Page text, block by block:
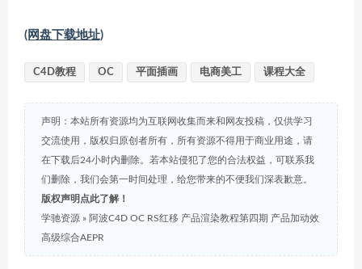
(网盘下载地址)
C4D教程 OC 平面插画 电商美工 课程大全
声明：本站所有资源均为互联网收集而来和网友投稿，仅供学习
交流使用，版权归原创者所有，所有资源不得用于商业用途，请
在下载后24小时内删除。若本站侵犯了您的合法权益，可联系我
们删除，我们会第一时间处理，给您带来的不便我们深表歉意。
版权声明点此了解！
学驰资源 » 阿波C4D OC RS红移 产品渲染教程第四期 产品加动效
高级综合AEPR